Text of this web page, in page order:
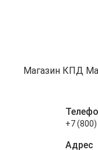
Магазин КПД
+7
Адрес